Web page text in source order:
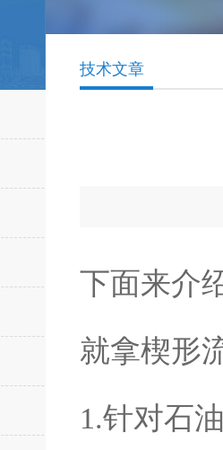
技术文章
下面来介
就拿楔形
1.针对石